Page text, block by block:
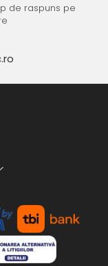
de raspuns pe